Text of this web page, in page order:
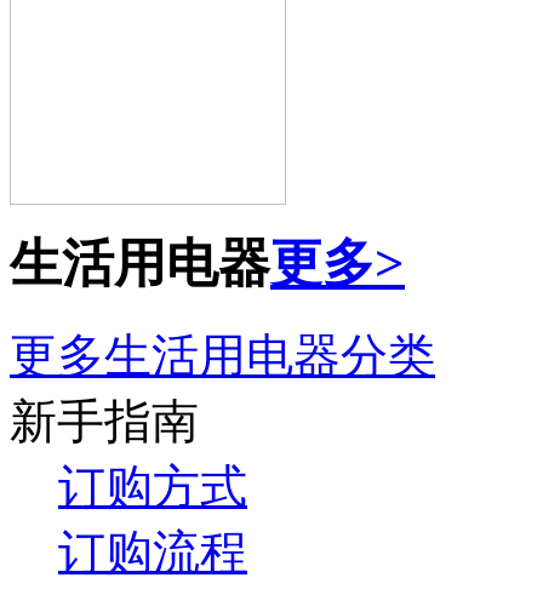
生活用电器更多>
更多生活用电器分类
新手指南
订购方式
订购流程